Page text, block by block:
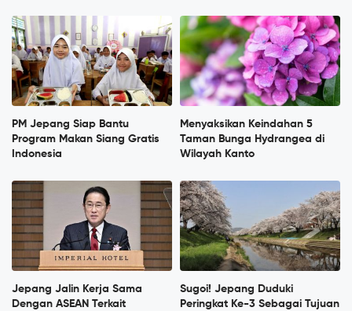
PM Jepang Siap Bantu
Program Makan Siang Gratis
Indonesia
Menyaksikan Keindahan 5
Taman Bunga Hydrangea di
Wilayah Kanto
Jepang Jalin Kerja Sama
Dengan ASEAN Terkait
Sugoi! Jepang Duduki
Peringkat Ke-3 Sebagai Tujuan